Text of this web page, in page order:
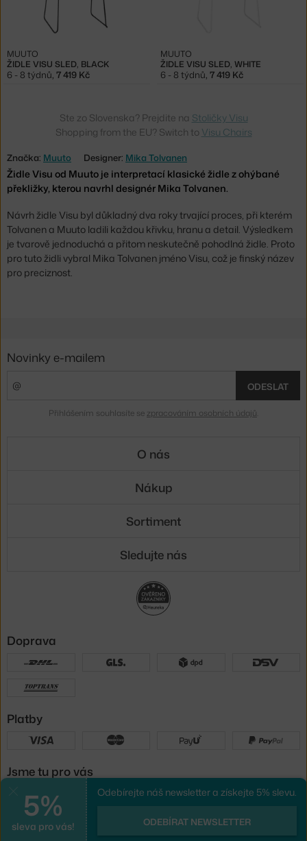
Značka: Muuto Designer: Mika Tolvanen
Židle Visu od Muuto je interpretací klasické židle z ohýbané
překližky, kterou navrhl designér Mika Tolvanen.
Návrh židle Visu byl důkladný dva roky trvající proces, při kterém
Tolvanen a Muuto ladili každou křivku, hranu a detail. Výsledkem
je tvarově jednoduchá a přitom neskutečně pohodlná židle. Proto
pro tuto židli vybral Mika Tolvanen jméno Visu, což je finský název
pro preciznost.
ŽIDLE VISU SLED, BLACK
MUUTO
6 - 8 týdnů, 7 419 Kč
ŽIDLE VISU SLED, WHITE
MUUTO
6 - 8 týdnů, 7 419 Kč
Ste zo Slovenska? Prejdite na Stoličky Visu
Shopping from the EU? Switch to Visu Chairs
5%
sleva pro vás!
Odebírejte náš newsletter a získejte 5% slevu.
ODEBÍRAT NEWSLETTER
Novinky e-mailem
ODESLAT
Přihlášením souhlasíte se zpracováním osobních údajů
O nás
Nákup
Sortiment
Sledujte nás
Doprava
Platby
Jsme tu pro vás
e-shop na míruod